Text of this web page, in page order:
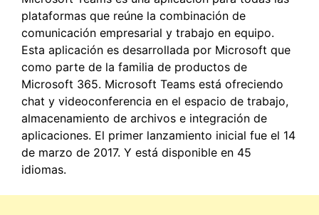
plataformas que reúne la combinación de
comunicación empresarial y trabajo en equipo.
Esta aplicación es desarrollada por Microsoft que
como parte de la familia de productos de
Microsoft 365. Microsoft Teams está ofreciendo
chat y videoconferencia en el espacio de trabajo,
almacenamiento de archivos e integración de
aplicaciones. El primer lanzamiento inicial fue el 14
de marzo de 2017. Y está disponible en 45
idiomas.